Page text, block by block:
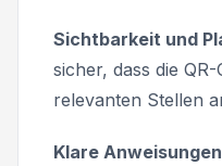
Sichtbarkeit und
sicher, dass die
relevanten Stellen
Klare